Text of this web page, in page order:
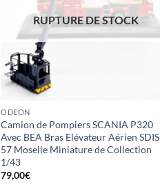
RUPTURE DE STOCK
ODEON
Camion de Pompiers SCANIA P320
Avec BEA Bras Elévateur Aérien SDIS
57 Moselle Miniature de Collection
1/43
79,00€